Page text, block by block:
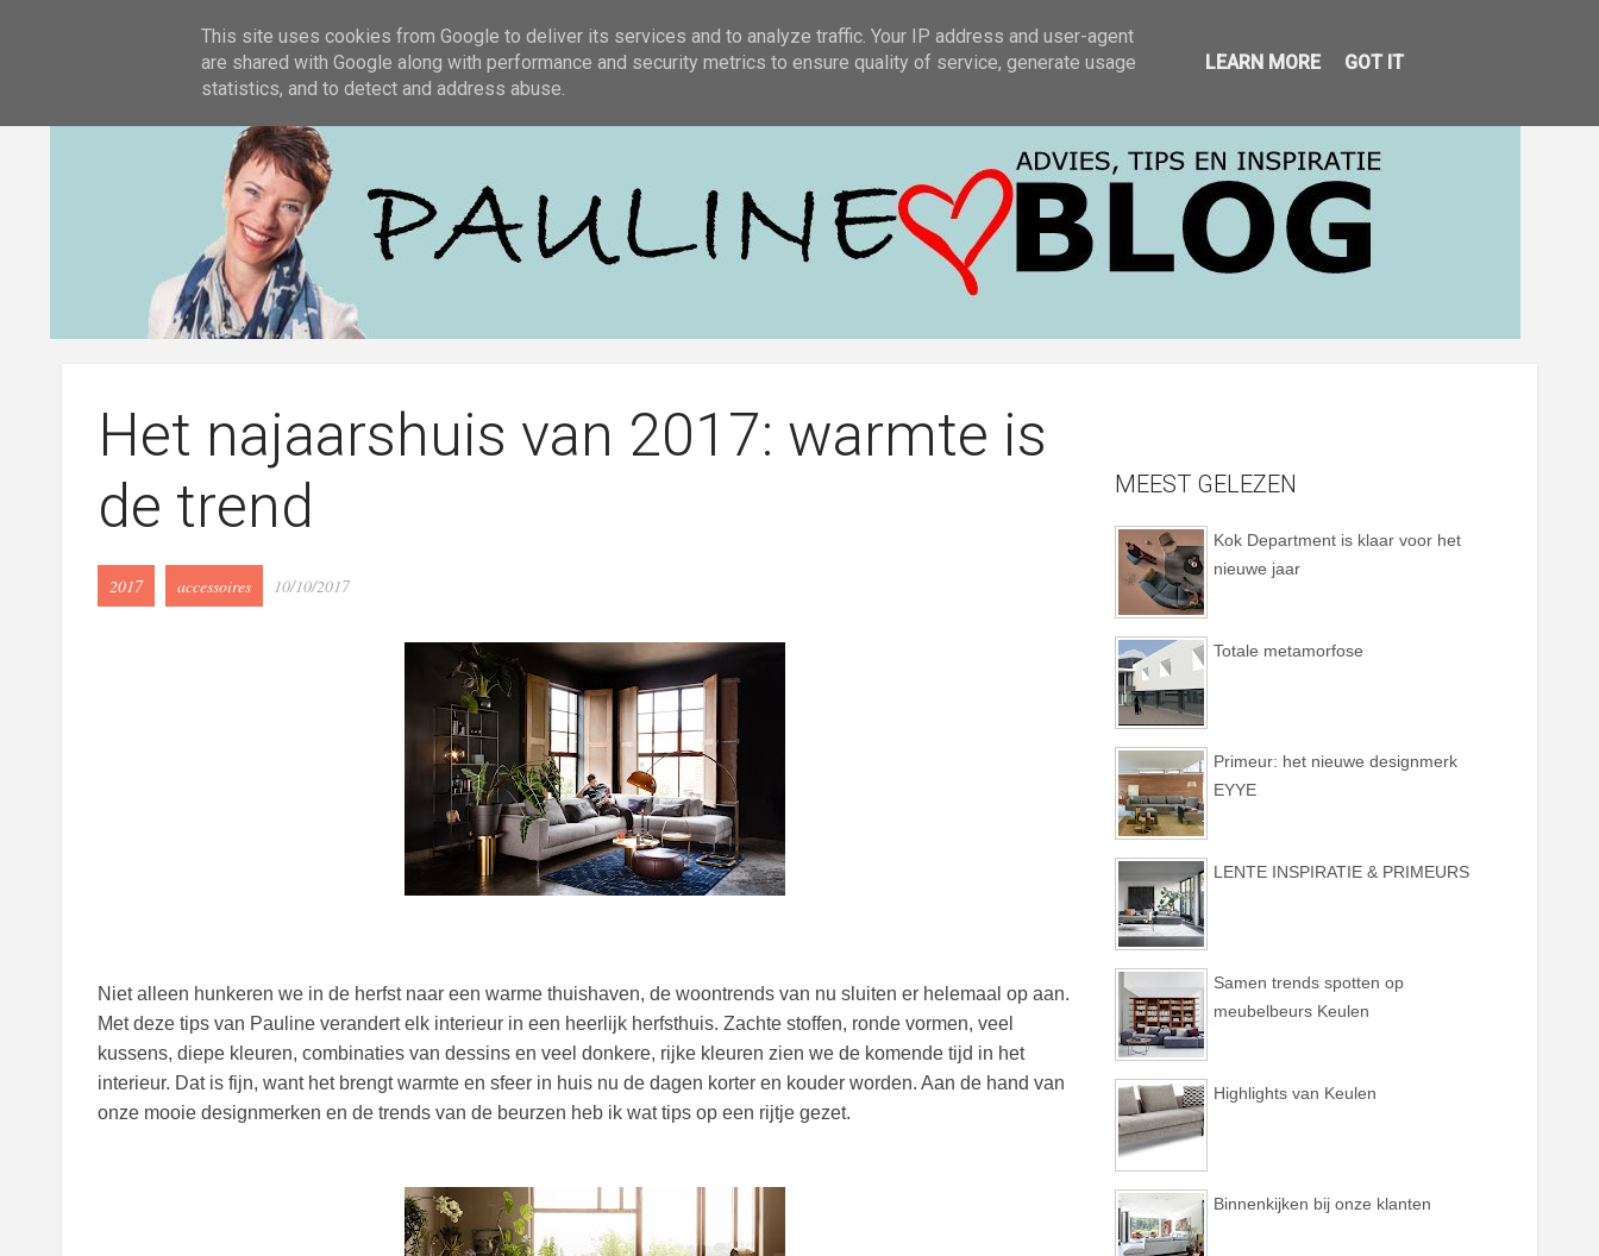
KOK WOONCENTER COLLECTIES MERKEN ACTIES OVER ONS ADVIES EN INSPIRATIE
Het najaarshuis van 2017: warmte is
de trend
2017 accessoires 10/10/2017
Niet alleen hunkeren we in de herfst naar een warme thuishaven, de woontrends van nu sluiten er helemaal op aan.
Met deze tips van Pauline verandert elk interieur in een heerlijk herfsthuis. Zachte stoffen, ronde vormen, veel
kussens, diepe kleuren, combinaties van dessins en veel donkere, rijke kleuren zien we de komende tijd in het
interieur. Dat is fijn, want het brengt warmte en sfeer in huis nu de dagen korter en kouder worden. Aan de hand van
onze mooie designmerken en de trends van de beurzen heb ik wat tips op een rijtje gezet.
MEEST GELEZEN
Kok Department is klaar voor het
nieuwe jaar
Totale metamorfose
Primeur: het nieuwe designmerk
EYYE
LENTE INSPIRATIE & PRIMEURS
Samen trends spotten op
meubelbeurs Keulen
Highlights van Keulen
Binnenkijken bij onze klanten
This site uses cookies from Google to deliver its services and to analyze traffic. Your IP address and user-agent
are shared with Google along with performance and security metrics to ensure quality of service, generate usage
statistics, and to detect and address abuse.
LEARN MORE GOT IT